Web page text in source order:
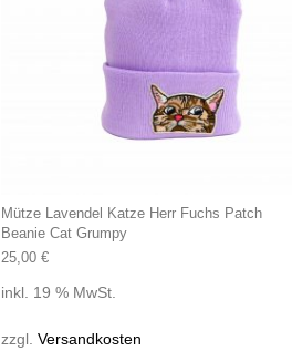
Mütze Lavendel Katze Herr Fuchs Patch
Beanie Cat Grumpy
25,00 €
inkl. 19 % MwSt.
zzgl. Versandkosten